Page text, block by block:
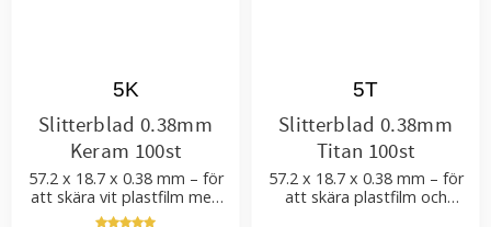
Slitterblad 0.38mm
Keram 100st
57.2 x 18.7 x 0.38 mm – för
att skära vit plastfilm med
tillsatser
5K
Slitterblad 0.38mm
Titan 100st
57.2 x 18.7 x 0.38 mm – för
att skära plastfilm och
5T